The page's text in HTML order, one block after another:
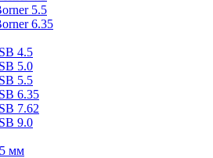
5.5
6.35
4.5
5.0
5.5
6.35
7.62
9.0
мм